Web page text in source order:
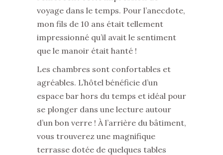
voyage dans le temps. Pour l’anecdote,
mon fils de 10 ans était tellement
impressionné qu’il avait le sentiment
que le manoir était hanté !
Les chambres sont confortables et
agréables. L’hôtel bénéficie d’un
espace bar hors du temps et idéal pour
se plonger dans une lecture autour
d’un bon verre ! À l’arrière du bâtiment,
vous trouverez une magnifique
terrasse dotée de quelques tables